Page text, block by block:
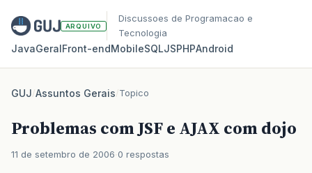
ARQUIVO
Discussoes de Programacao e
Tecnologia
JavaGeralFront‑endMobileSQLJSPHPAndroid
GUJ/Assuntos Gerais/Topico
Problemas com JSF e AJAX com dojo
11 de setembro de 2006 0 respostas